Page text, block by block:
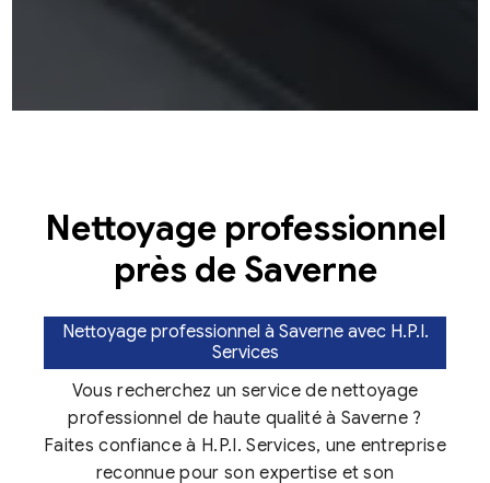
Nettoyage professionnel
près de Saverne
Nettoyage professionnel à Saverne avec H.P.I.
Services
Vous recherchez un service de nettoyage
professionnel de haute qualité à Saverne ?
Faites confiance à H.P.I. Services, une entreprise
reconnue pour son expertise et son